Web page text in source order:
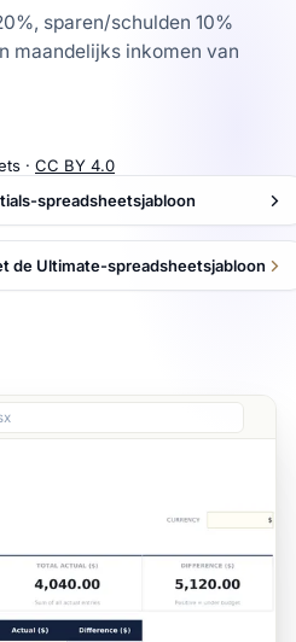
sparen/schulden 10%
maandelijks inkomen van
· CC BY 4.0
spreadsheetsjabloon
de Ultimate-spreadsheetsjabloon